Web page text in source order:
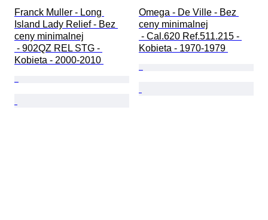
Franck Muller - Long
Island Lady Relief - Bez
ceny minimalnej
Kobieta - 2000-2010
Omega - De Ville - Bez
ceny minimalnej
Kobieta - 1970-1979